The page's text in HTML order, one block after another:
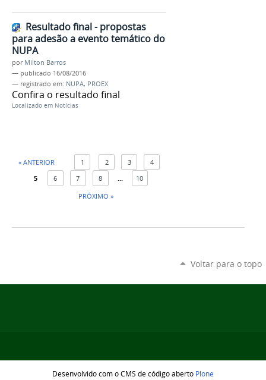
Resultado final - propostas
para adesão a evento temático do
NUPA
por Milton Barros
— publicado 16/08/2016
— registrado em: NUPA, PROEX
Confira o resultado final
Localizado em Notícias
« ANTERIOR 1 2 3
4
5
6 7 8 ...
10
PRÓXIMO »
Voltar para o topo
Desenvolvido com o CMS de código aberto Plone